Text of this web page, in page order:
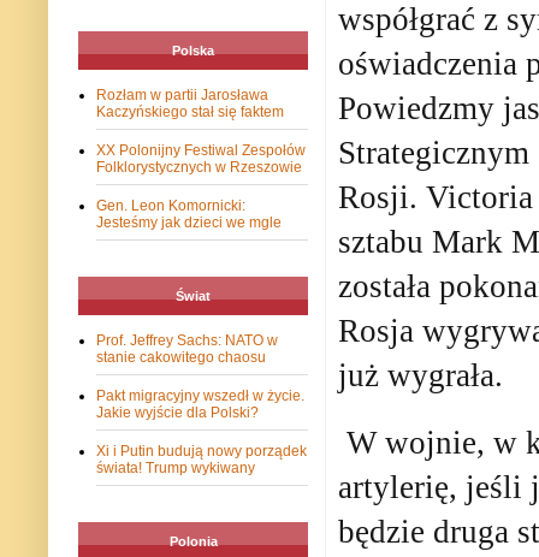
współgrać z
oświadczenia
Powiedzmy
Strategicznym
Rosji. Victoria
sztabu Mark
została
Rosja
już wygrała.
W wojnie, w
artylerię, jeśli
będzie druga
Polska
Rozłam w partii Jarosława
Kaczyńskiego stał się faktem
XX Polonijny Festiwal Zespołów
Folklorystycznych w Rzeszowie
Gen. Leon Komornicki:
Jesteśmy jak dzieci we mgle
Świat
Prof. Jeffrey Sachs: NATO w
stanie cakowitego chaosu
Pakt migracyjny wszedł w życie.
Jakie wyjście dla Polski?
Xi i Putin budują nowy porządek
świata! Trump wykiwany
Polonia